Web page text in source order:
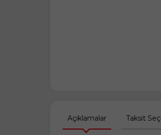
Açıklamalar Taksit